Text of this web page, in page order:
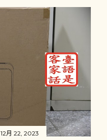
12月 22, 2023